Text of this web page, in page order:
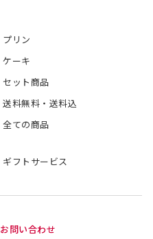
プリン
ケーキ
セット商品
送料無料・送料込
全ての商品
ギフトサービス
お問い合わせ